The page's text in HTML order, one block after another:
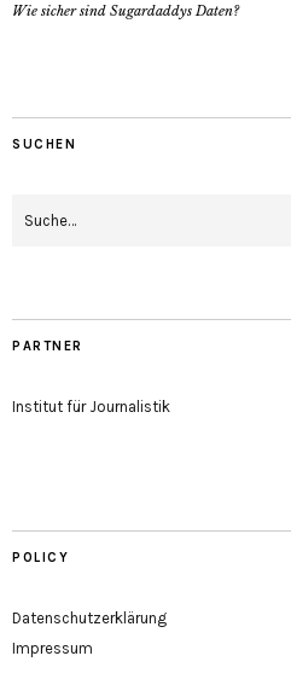
Wie sicher sind Sugardaddys Daten?
SUCHEN
PARTNER
Institut für Journalistik
POLICY
Datenschutzerklärung
Impressum